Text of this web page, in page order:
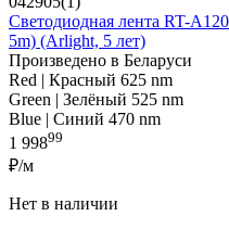
Светодиодная лента RT-
5m) (Arlight, 5 лет)
Произведено в Беларуси
Red | Красный 625 nm
Green | Зелёный 525 nm
Blue | Синий 470 nm
1 99899
₽/м
Нет в наличии